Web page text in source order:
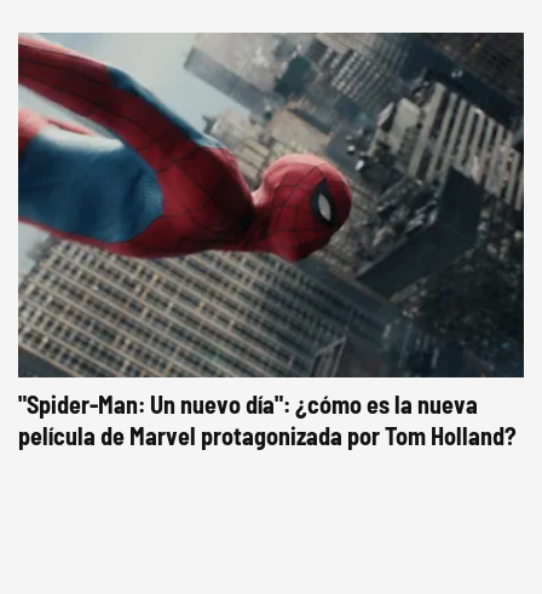
"Spider-Man: Un nuevo día": ¿cómo es la nueva
película de Marvel protagonizada por Tom Holland?